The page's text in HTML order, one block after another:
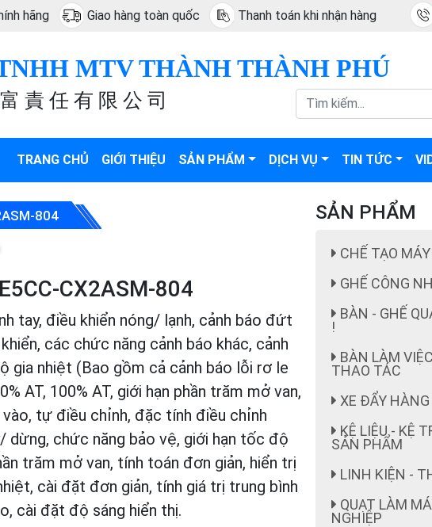
hãng Giao hàng toàn quốc Thanh toán khi nhận hàng
MTV THÀNH THÀNH PHÚ
責 任 有 限 公 司
TRANG CHỦ GIỚI THIỆU SẢN PHẨM DỊCH VỤ TIN TỨC
804
CX2ASM-804
tay, điều khiển nóng/ lạnh, cảnh báo đứt
các chức năng cảnh báo khác, cảnh
gia nhiệt (Bao gồm cả cảnh báo lỗi rơ le
AT, 100% AT, giới hạn phần trăm mở van,
tự điều chỉnh, đặc tính điều chỉnh
dừng, chức năng bảo vệ, giới hạn tốc độ
trăm mở van, tính toán đơn giản, hiển trị
cài đặt đơn giản, tính giá trị trung bình
cài đặt độ sáng hiển thị.
SẢN PHẨM
CHẾ TẠO
GHẾ CÔNG
BÀN - GHẾ
!
BÀN LÀM
THAO TÁC
XE ĐẨY HÀNG
KỆ LIỆU - KỆ
SẢN PHẨM
LINH KIỆN -
QUẠT LÀM
NGHIỆP